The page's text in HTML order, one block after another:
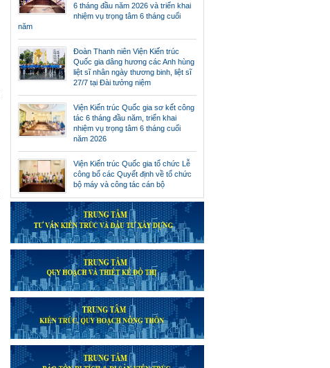
6 tháng đầu năm 2026 và triển khai
nhiệm vụ trọng tâm 6 tháng cuối
năm
Đoàn Thanh niên Viện Kiến trúc
Quốc gia dâng hương các Anh hùng
liệt sĩ nhân ngày thương binh, liệt sĩ
27/7 tại Đài tưởng niệm
Viện Kiến trúc Quốc gia sơ kết công
tác 6 tháng đầu năm, triển khai
nhiệm vụ trọng tâm 6 tháng cuối
năm 2026
Viện Kiến trúc Quốc gia tổ chức Lễ
công bố các Quyết định về tổ chức
bộ máy và công tác cán bộ